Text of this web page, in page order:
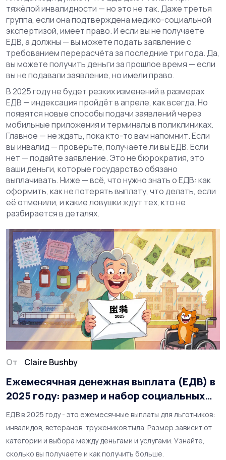
тяжёлой инвалидности — но это не так. Даже третья
группа, если она подтверждена медико-социальной
экспертизой, имеет право. И если вы не получаете
ЕДВ, а должны — вы можете подать заявление с
требованием перерасчёта за последние три года. Да,
вы можете получить деньги за прошлое время — если
вы не подавали заявление, но имели право.
В 2025 году не будет резких изменений в размерах
ЕДВ — индексация пройдёт в апреле, как всегда. Но
появятся новые способы подачи заявлений через
мобильные приложения и терминалы в поликлиниках.
Главное — не ждать, пока кто-то вам напомнит. Если
вы инвалид — проверьте, получаете ли вы ЕДВ. Если
нет — подайте заявление. Это не бюрократия, это
ваши деньги, которые государство обязано
выплачивать. Ниже — всё, что нужно знать о ЕДВ: как
оформить, как не потерять выплату, что делать, если
её отменили, и какие ловушки ждут тех, кто не
разбирается в деталях.
От Claire Bushby
Ежемесячная денежная выплата (ЕДВ) в
2025 году: размер и набор социальных
услуг
ЕДВ в 2025 году - это ежемесячные выплаты для льготников:
инвалидов, ветеранов, тружеников тыла. Размер зависит от
категории и выбора между деньгами и услугами. Узнайте,
сколько вы получаете и как получить больше.